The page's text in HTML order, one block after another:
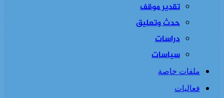
تقدير موقف
حدث وتعليق
دراسات
سياسات
ملفات خاصة
فعاليات